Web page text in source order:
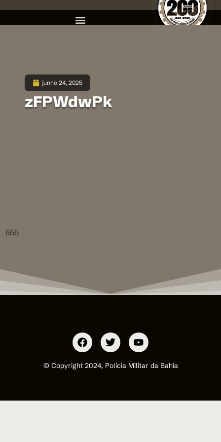
junho 24, 2025
zFPWdwPk
555
© Copyright 2024, Polícia Militar da Bahia